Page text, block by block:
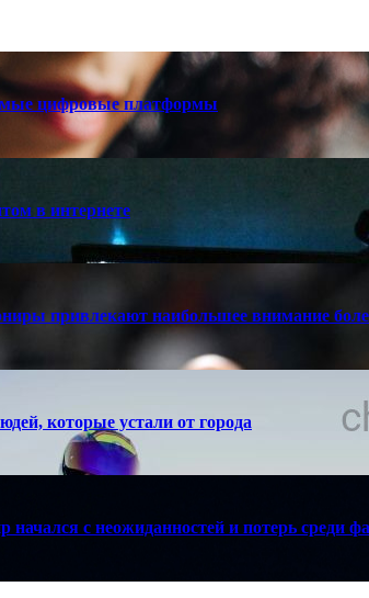
цифровые платформы
в интернете
привлекают наибольшее внимание
которые устали от города
с неожиданностей и потерь среди